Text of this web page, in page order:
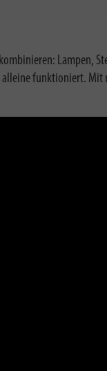
Lampen,
funktioniert. Mit